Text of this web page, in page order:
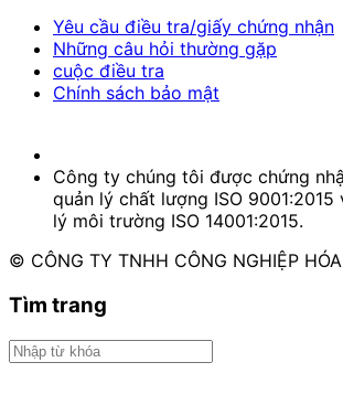
Yêu cầu điều tra/giấy chứng nhận
Những câu hỏi thường gặp
cuộc điều tra
Chính sách bảo mật
Công ty chúng tôi được chứng
quản lý chất lượng ISO 9001:2015
lý môi trường ISO 14001:2015.
© CÔNG TY TNHH CÔNG NGHIỆP
Tìm trang